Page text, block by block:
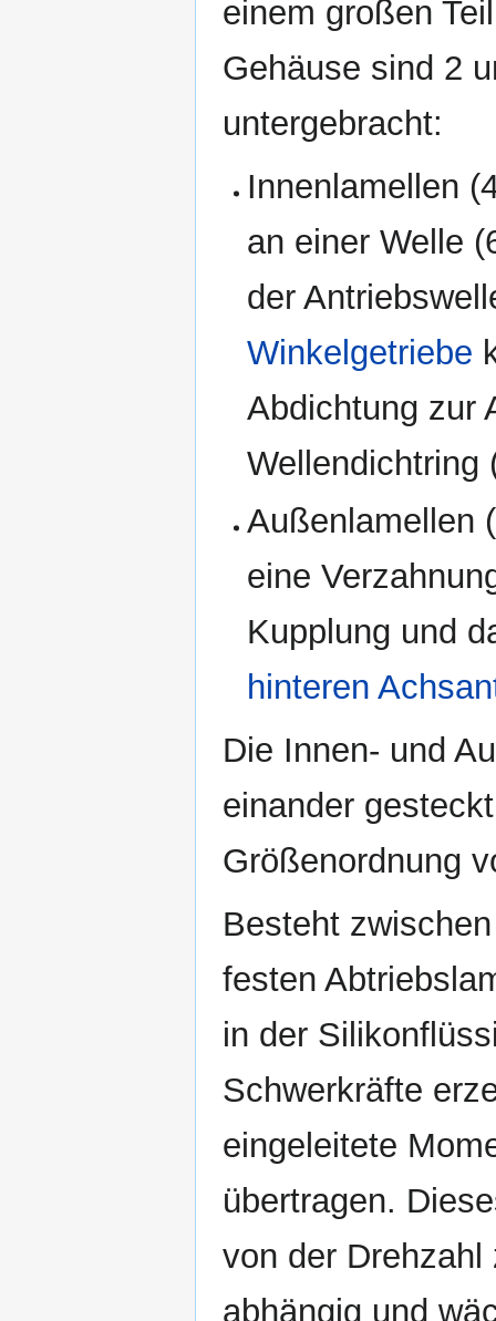
einem großen
Gehäuse sind 2
untergebracht:
Innenlamellen
an einer Welle
der
Winkelgetriebe
Abdichtung zur
Wellendichtring
Außenlamellen
eine
Kupplung und
hinteren
Die Innen- und
einander
Größenordnung
Besteht
festen
in der
Schwerkräfte
eingeleitete
übertragen.
von der Drehzahl
abhängig und